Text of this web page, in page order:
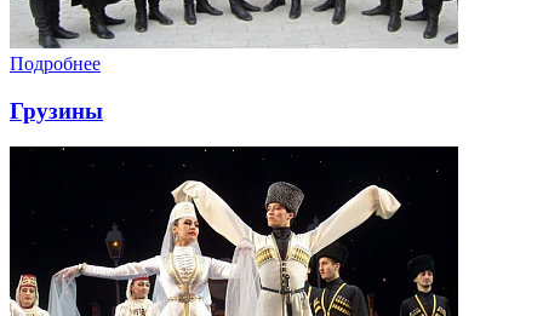
Подробнее
Грузины